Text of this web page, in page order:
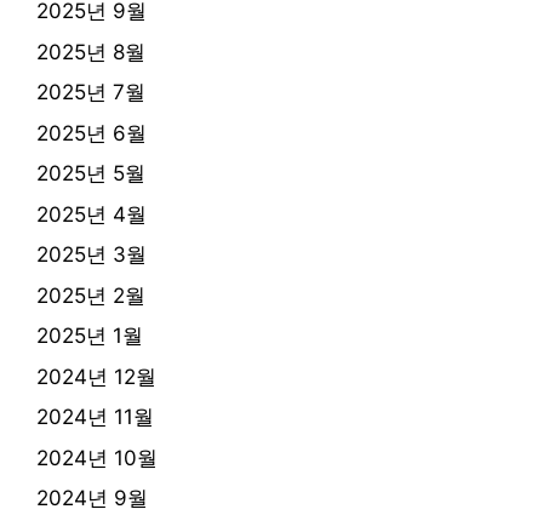
2025년 9월
2025년 8월
2025년 7월
2025년 6월
2025년 5월
2025년 4월
2025년 3월
2025년 2월
2025년 1월
2024년 12월
2024년 11월
2024년 10월
2024년 9월